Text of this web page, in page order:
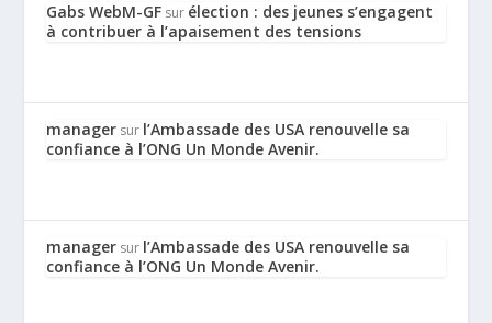
Gabs WebM-GF sur élection : des jeunes s’engagent
à contribuer à l’apaisement des tensions
manager sur l’Ambassade des USA renouvelle sa
confiance à l’ONG Un Monde Avenir.
manager sur l’Ambassade des USA renouvelle sa
confiance à l’ONG Un Monde Avenir.